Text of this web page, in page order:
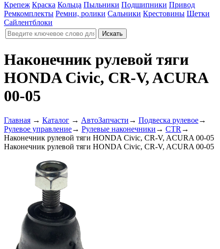
Крепеж Краска Кольца Пыльники Подшипники Привод
Ремкомплекты Ремни, ролики Сальники Крестовины Щетки
Сайлентблоки
Наконечник рулевой тяги
HONDA Civic, CR-V, ACURA
00-05
Главная → Каталог → АвтоЗапчасти → Подвеска рулевое→
Рулевое управление→ Рулевые наконечники → CTR →
Наконечник рулевой тяги HONDA Civic, CR-V, ACURA 00-05
Наконечник рулевой тяги HONDA Civic, CR-V, ACURA 00-05